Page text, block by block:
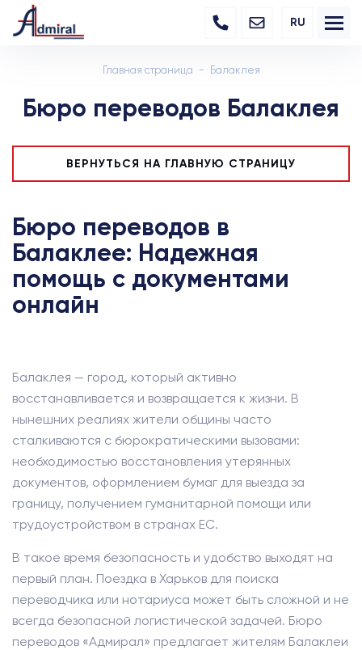
RU
Главная страница Балаклея
Бюро переводов Балаклея
ВЕРНУТЬСЯ НА ГЛАВНУЮ СТРАНИЦУ
Бюро переводов в
Балаклее: Надежная
помощь с документами
онлайн
Балаклея — город, который активно
восстанавливается и возвращается к жизни. В
нынешних реалиях жители общины часто
сталкиваются с бюрократическими вызовами:
необходимостью восстановления утерянных
документов, оформлением бумаг для выезда за
границу, получением гуманитарной помощи или
трудоустройством в странах ЕС.
В такое время безопасность и удобство выходят на
первый план. Поездка в Харьков для поиска
переводчика или нотариуса может быть сложной и не
всегда безопасной логистической задачей. Бюро
переводов «Адмирал» предлагает жителям Балаклеи